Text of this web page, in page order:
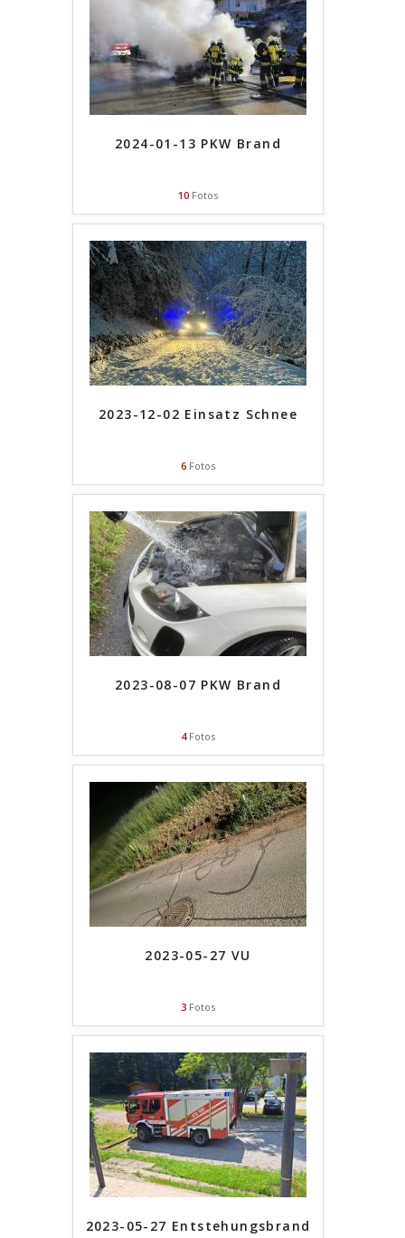
2024-01-13 PKW Brand
10Fotos
2023-12-02 Einsatz Schnee
6Fotos
2023-08-07 PKW Brand
4Fotos
2023-05-27 VU
3Fotos
2023-05-27 Entstehungsbrand